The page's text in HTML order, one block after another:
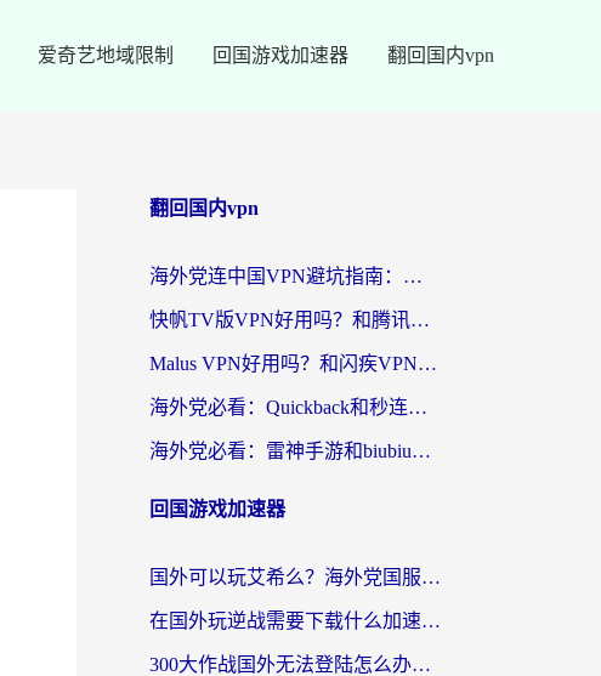
爱奇艺地域限制 回国游戏加速器 翻回国内vpn
翻回国内vpn
海外党连中国VPN避坑指南：如何选到真正能无缝刷国内资源的加速器？
快帆TV版VPN好用吗？和腾讯VPN对比哪个回国效果更好？海外党必看的真实体验指南
Malus VPN好用吗？和闪疾VPN对比哪个回国效果更好？海外华人的实用避坑指南
海外党必看：Quickback和秒连好用吗？3步选对回国加速器，无缝刷国内资源
海外党必看：雷神手游和biubiu好用吗？3招选对回国加速器无缝刷国内资源
回国游戏加速器
国外可以玩艾希么？海外党国服游戏畅玩终极指南（附加速器选择秘籍）
在国外玩逆战需要下载什么加速器呢？海外党亲测有效的国服游戏加速指南
300大作战国外无法登陆怎么办？海外玩家亲测有效的解决指南